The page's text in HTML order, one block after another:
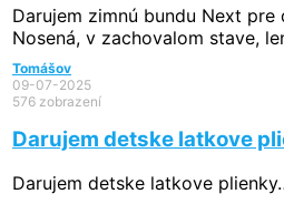
Darujem zimnú bundu Next pre
Nosená, v zachovalom stave,
Tomášov
09-07-2025
576 zobrazení
Darujem detske latkove
Darujem detske latkove